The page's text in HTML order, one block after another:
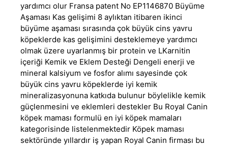
yardımcı olur Fransa patent No EP1146870 Büyüme
Aşaması Kas gelişimi 8 aylıktan itibaren ikinci
büyüme aşaması sırasında çok büyük cins yavru
köpeklerde kas gelişimini desteklemeye yardımcı
olmak üzere uyarlanmış bir protein ve LKarnitin
içeriği Kemik ve Eklem Desteği Dengeli enerji ve
mineral kalsiyum ve fosfor alımı sayesinde çok
büyük cins yavru köpeklerde iyi kemik
mineralizasyonuna katkıda bulunur böylelikle kemik
güçlenmesini ve eklemleri destekler Bu Royal Canin
köpek maması formulü en iyi köpek mamaları
kategorisinde listelenmektedir Köpek maması
sektöründe yıllardır iş yapan Royal Canin firması bu